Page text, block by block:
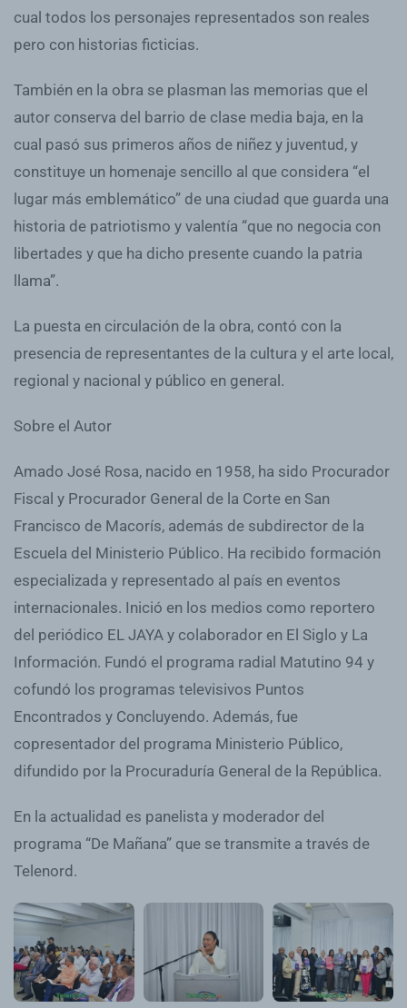
cual todos los personajes representados son reales
pero con historias ficticias.
También en la obra se plasman las memorias que el
autor conserva del barrio de clase media baja, en la
cual pasó sus primeros años de niñez y juventud, y
constituye un homenaje sencillo al que considera “el
lugar más emblemático” de una ciudad que guarda una
historia de patriotismo y valentía “que no negocia con
libertades y que ha dicho presente cuando la patria
llama”.
La puesta en circulación de la obra, contó con la
presencia de representantes de la cultura y el arte local,
regional y nacional y público en general.
Sobre el Autor
Amado José Rosa, nacido en 1958, ha sido Procurador
Fiscal y Procurador General de la Corte en San
Francisco de Macorís, además de subdirector de la
Escuela del Ministerio Público. Ha recibido formación
especializada y representado al país en eventos
internacionales. Inició en los medios como reportero
del periódico EL JAYA y colaborador en El Siglo y La
Información. Fundó el programa radial Matutino 94 y
cofundó los programas televisivos Puntos
Encontrados y Concluyendo. Además, fue
copresentador del programa Ministerio Público,
difundido por la Procuraduría General de la República.
En la actualidad es panelista y moderador del
programa “De Mañana” que se transmite a través de
Telenord.